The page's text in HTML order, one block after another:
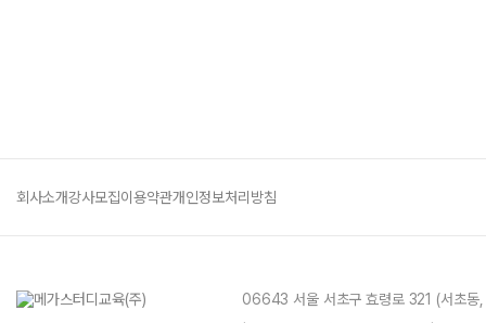
회사소개강사모집이용약관개인정보처리방침
06643 서울 서초구 효령로 321 (서초